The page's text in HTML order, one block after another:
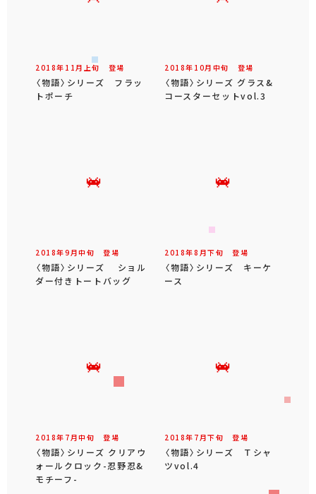
2018年 11 月 上旬 登場
〈物語〉シリーズ フラッ
トポーチ
2018年 10月 中旬 登場
〈物語〉シリーズ グラス&
コースターセットvol.3
2018年9 月中旬 登場
〈物語〉シリーズ ショル
ダー付きトートバッグ
2018年8 月下旬 登場
〈物語〉シリーズ キーケ
ース
2018年 7 月中旬 登場
〈物語〉シリーズ クリアウ
ォールクロック-忍野忍&
モチーフ-
2018年 7 月下旬 登場
〈物語〉シリーズ Ｔシャ
ツvol.4